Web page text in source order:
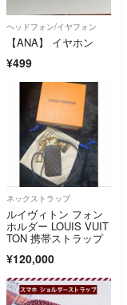
ヘッドフォン/イヤフォン
【ANA】 イヤホン
¥499
ネックストラップ
ルイヴィトン フォン
ホルダー LOUIS VUIT
TON 携帯ストラップ
¥120,000